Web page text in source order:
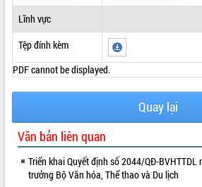
Lĩnh vực
Tệp đính kèm
PDF cannot be displayed.
Quay lại
Văn bản liên quan
Triển khai Quyết định số 2044/QĐ-
trưởng Bộ Văn hóa, Thể thao và Du lịch